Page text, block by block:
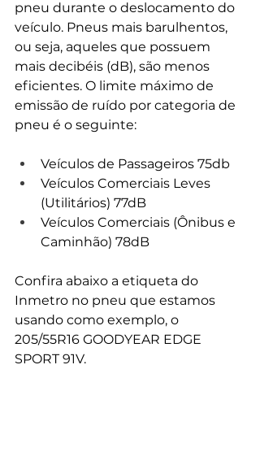
pneu durante o deslocamento do
veículo. Pneus mais barulhentos,
ou seja, aqueles que possuem
mais decibéis (dB), são menos
eficientes. O limite máximo de
emissão de ruído por categoria de
pneu é o seguinte:
Veículos de Passageiros 75db
Veículos Comerciais Leves
(Utilitários) 77dB
Veículos Comerciais (Ônibus e
Caminhão) 78dB
Confira abaixo a etiqueta do
Inmetro no pneu que estamos
usando como exemplo, o
205/55R16 GOODYEAR EDGE
SPORT 91V.